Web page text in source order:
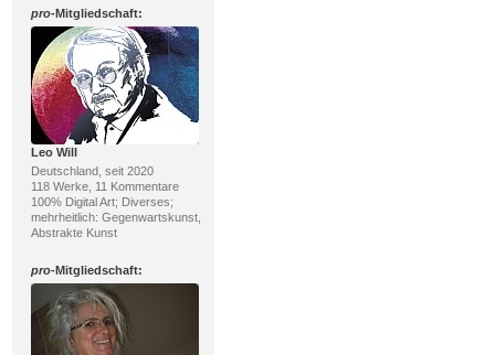
pro-Mitgliedschaft:
Leo Will
Deutschland, seit 2020
118 Werke, 11 Kommentare
100% Digital Art; Diverses;
mehrheitlich: Gegenwartskunst,
Abstrakte Kunst
pro-Mitgliedschaft: